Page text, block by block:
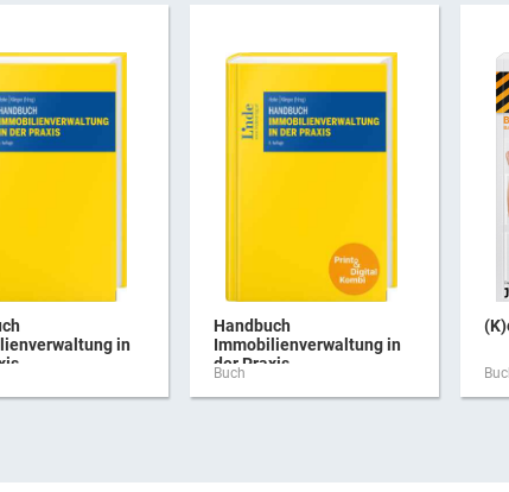
in
Handbuch
Immobilienverwaltung in
der Praxis ...
Buch